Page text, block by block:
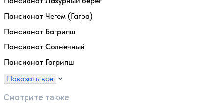
Пансионат Чегем (Гагра)
Пансионат Багрипш
Пансионат Солнечный
Пансионат Гагрипш
Показать все
Смотрите также